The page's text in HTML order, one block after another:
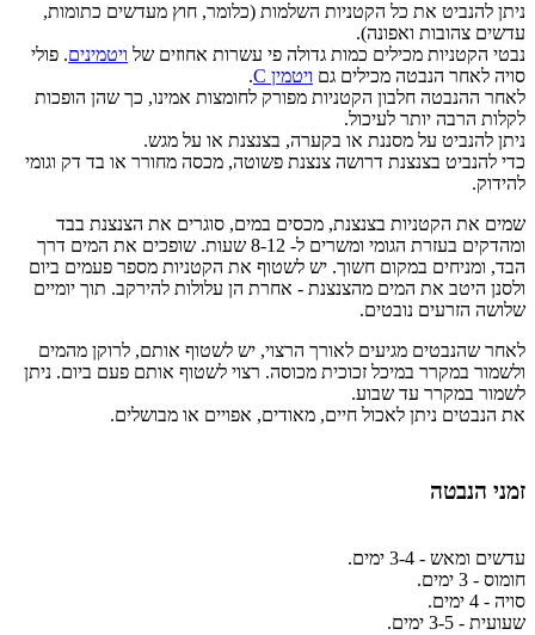
ניתן להנביט את כל הקטניות השלמות (כלומר, חוץ מעדשים כתומות,
עדשים צהובות ואפונה).
נבטי הקטניות מכילים כמות גדולה פי עשרות אחוזים של ויטמינים. פולי
סויה לאחר הנבטה מכילים גם ויטמין C
.
לאחר ההנבטה חלבון הקטניות מפורק לחומצות אמינו, כך שהן הופכות
לקלות הרבה יותר לעיכול.
ניתן להנביט על מסננת או בקערה, בצנצנת או על מגש.
כדי להנביט בצנצנת דרושה צנצנת פשוטה, מכסה מחורר או בד דק וגומי
להידוק.
שמים את הקטניות בצנצנת, מכסים במים, סוגרים את הצנצנת בבד
ומהדקים בעזרת הגומי ומשרים ל- 8-12 שעות. שופכים את המים דרך
הבד, ומניחים במקום חשוך. יש לשטוף את הקטניות מספר פעמים ביום
ולסנן היטב את המים מהצנצנת - אחרת הן עלולות להירקב. תוך יומיים
שלושה הזרעים נובטים.
לאחר שהנבטים מגיעים לאורך הרצוי, יש לשטוף אותם, לרוקן מהמים
ולשמור במקרר במיכל זכוכית מכוסה. רצוי לשטוף אותם פעם ביום. ניתן
לשמור במקרר עד שבוע.
את הנבטים ניתן לאכול חיים, מאודים, אפויים או מבושלים.
זמני הנבטה
עדשים ומאש - 3-4 ימים.
חומוס - 3 ימים.
סויה - 4 ימים.
שעועית - 3-5 ימים.